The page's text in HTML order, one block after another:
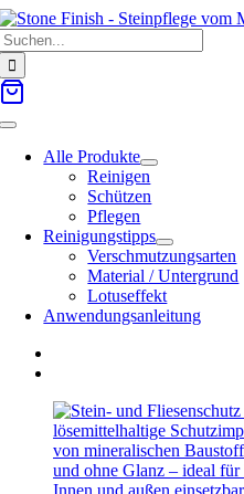
Zum
Inhalt
springen
Toggle
NavigationAlle Produkte
Reinigen
Schützen
Pflegen
Reinigungstipps
Verschmutzungsarten
Material / Untergrund
Lotuseffekt
Anwendungsanleitung